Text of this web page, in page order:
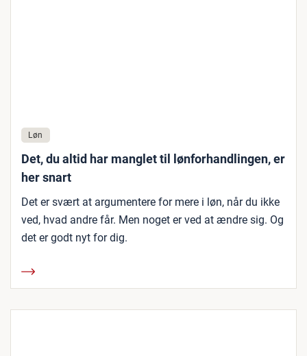
Løn
Det, du altid har manglet til lønforhandlingen, er
her snart
Det er svært at argumentere for mere i løn, når du ikke
ved, hvad andre får. Men noget er ved at ændre sig. Og
det er godt nyt for dig.